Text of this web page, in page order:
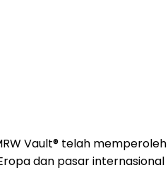
Vault® telah
dan pasar